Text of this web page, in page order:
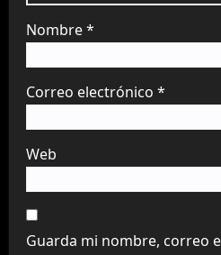
Nombre*
Correo electrónico *
Web
Guarda mi nombre, correo